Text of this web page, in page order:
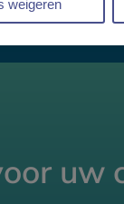
uw
weigeren